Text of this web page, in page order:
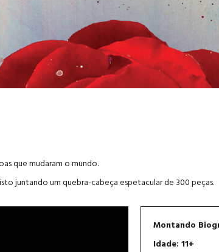
que mudaram o mundo.
juntando um quebra-cabeça espetacular de 300 peças.
Montando
Idade: 11+